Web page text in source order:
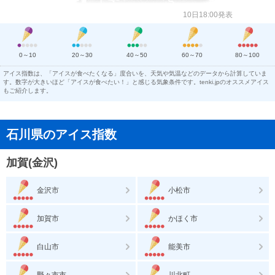
10日18:00発表
0～10 20～30 40～50 60～70 80～100
アイス指数は、「アイスが食べたくなる」度合いを、天気や気温などのデータから計算していま
す。数字が大きいほど「アイスが食べたい！」と感じる気象条件です。tenki.jpのオススメアイス
もご紹介します。
石川県のアイス指数
加賀(金沢)
金沢市 小松市
加賀市 かほく市
白山市 能美市